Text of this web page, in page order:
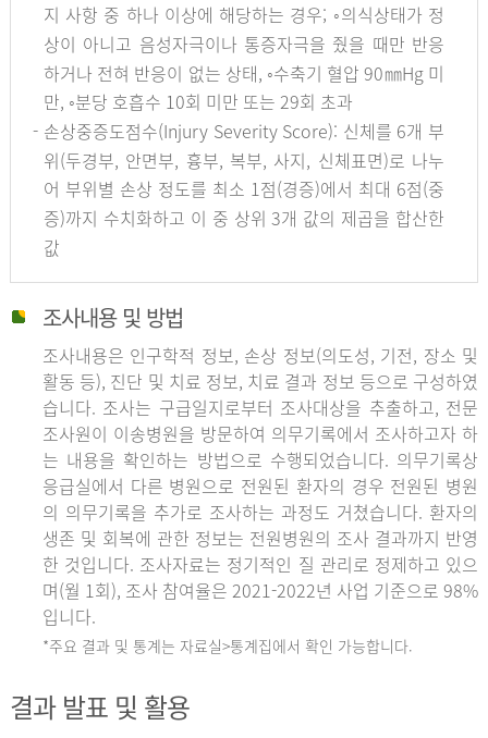
지 사항 중 하나 이상에 해당하는 경우; ◦의식상태가 정
상이 아니고 음성자극이나 통증자극을 줬을 때만 반응
하거나 전혀 반응이 없는 상태, ◦수축기 혈압 90㎜Hg 미
만, ◦분당 호흡수 10회 미만 또는 29회 초과
- 손상중증도점수(Injury Severity Score): 신체를 6개 부
위(두경부, 안면부, 흉부, 복부, 사지, 신체표면)로 나누
어 부위별 손상 정도를 최소 1점(경증)에서 최대 6점(중
증)까지 수치화하고 이 중 상위 3개 값의 제곱을 합산한
값
조사내용 및 방법
조사내용은 인구학적 정보, 손상 정보(의도성, 기전, 장소 및
활동 등), 진단 및 치료 정보, 치료 결과 정보 등으로 구성하였
습니다. 조사는 구급일지로부터 조사대상을 추출하고, 전문
조사원이 이송병원을 방문하여 의무기록에서 조사하고자 하
는 내용을 확인하는 방법으로 수행되었습니다. 의무기록상
응급실에서 다른 병원으로 전원된 환자의 경우 전원된 병원
의 의무기록을 추가로 조사하는 과정도 거쳤습니다. 환자의
생존 및 회복에 관한 정보는 전원병원의 조사 결과까지 반영
한 것입니다. 조사자료는 정기적인 질 관리로 정제하고 있으
며(월 1회), 조사 참여율은 2021-2022년 사업 기준으로 98%
입니다.
*주요 결과 및 통계는 자료실>통계집에서 확인 가능합니다.
결과 발표 및 활용